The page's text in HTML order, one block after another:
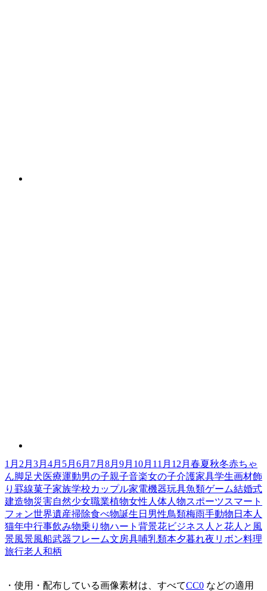
1月 2月 3月 4月 5月 6月 7月 8月 9月 10月 11月 12月 春夏秋冬赤ちゃ
ん脚足犬医療運動男の子親子音楽女の子介護家具学生画材飾
り罫線菓子家族学校カップル家電機器玩具魚類ゲーム結婚式
建造物災害自然少女職業植物女性 人体人物スポーツスマート
フォン世界遺産掃除食べ物誕生日 男性鳥類梅雨手動物 日本人
猫年中行事飲み物乗り物ハート 背景花ビジネス 人と花人と風
景風景風船武器フレーム文房具哺乳類本夕暮れ夜 リボン料理
旅行老人 和柄
・使用・配布している画像素材は、すべてCC0 などの適用